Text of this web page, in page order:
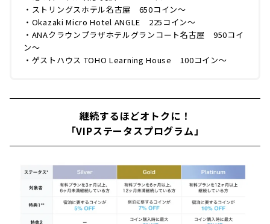
・ストリングスホテル名古屋 650コイン〜
・Okazaki Micro Hotel ANGLE 225コイン〜
・ANAクラウンプラザホテルグランコート名古屋 950コイ
ン〜
・ゲストハウス TOHO Learning House 100コイン〜
継続するほどオトクに！
「VIPステータスプログラム」